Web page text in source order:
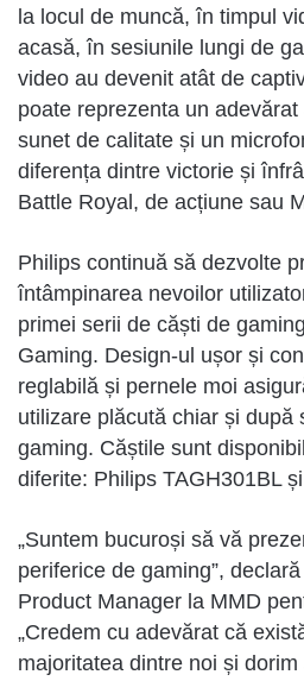
la locul de muncă, în timpul
acasă, în sesiunile lungi de
video au devenit atât de
poate reprezenta un
sunet de calitate și un
diferența dintre victorie și
Battle Royal, de acțiune sau
Philips continuă să dezvolte
întâmpinarea nevoilor
primei serii de căști de
Gaming. Design-ul ușor și
reglabilă și pernele moi
utilizare plăcută chiar și după
gaming. Căștile sunt
diferite: Philips TAGH301BL
„Suntem bucuroși să vă
periferice de gaming”,
Product Manager la MMD
„Credem cu adevărat că
majoritatea dintre noi și